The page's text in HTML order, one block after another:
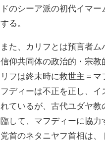
ドのシーア派の初代イマ
する。
また、カリフとは預言者
信仰共同体の政治的・宗
リフは終末時に救世主＝
フディーは不正を正し、
れているが、古代ユダヤ
臨して、マフディーに協
党首のネタニヤフ首相は